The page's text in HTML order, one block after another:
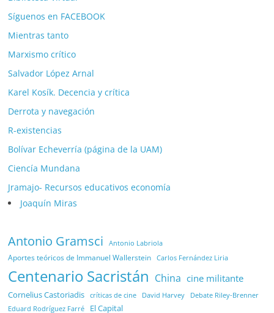
Síguenos en FACEBOOK
Mientras tanto
Marxismo crítico
Salvador López Arnal
Karel Kosík. Decencia y crítica
Derrota y navegación
R-existencias
Bolívar Echeverría (página de la UAM)
Ciencía Mundana
Jramajo- Recursos educativos economía
Joaquín Miras
Antonio Gramsci Antonio Labriola
Aportes teóricos de Immanuel Wallerstein Carlos Fernández Liria
Centenario Sacristán China cine militante
Cornelius Castoriadis críticas de cine David Harvey Debate Riley-Brenner
Eduard Rodríguez Farré El Capital